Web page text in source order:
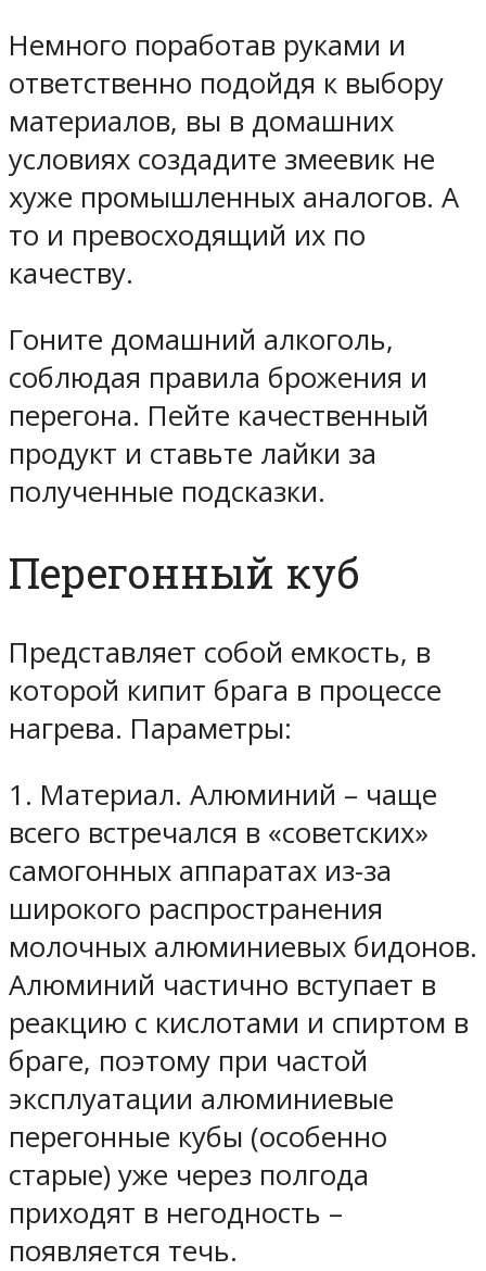
Немного поработав руками и
ответственно подойдя к выбору
материалов, вы в домашних
условиях создадите змеевик не
хуже промышленных аналогов. А
то и превосходящий их по
качеству.
Гоните домашний алкоголь,
соблюдая правила брожения и
перегона. Пейте качественный
продукт и ставьте лайки за
полученные подсказки.
Перегонный куб
Представляет собой емкость, в
которой кипит брага в процессе
нагрева. Параметры:
1. Материал. Алюминий – чаще
всего встречался в «советских»
самогонных аппаратах из-за
широкого распространения
молочных алюминиевых бидонов.
Алюминий частично вступает в
реакцию с кислотами и спиртом в
браге, поэтому при частой
эксплуатации алюминиевые
перегонные кубы (особенно
старые) уже через полгода
приходят в негодность –
появляется течь.